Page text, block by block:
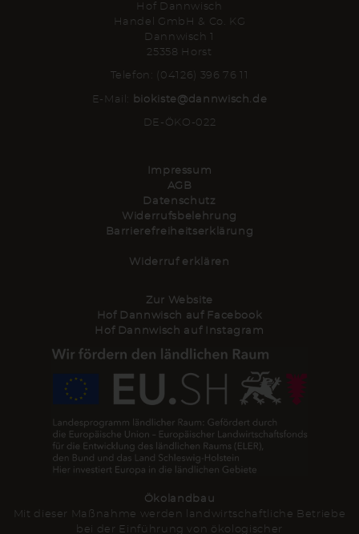
Hof Dannwisch
Handel GmbH & Co. KG
Dannwisch 1
25358 Horst
Telefon: (04126) 396 76 11
E-Mail: biokiste@dannwisch.de
DE-ÖKO-022
Impressum
AGB
Datenschutz
Widerrufsbelehrung
Barrierefreiheitserklärung
Widerruf erklären
Zur Website
Hof Dannwisch auf Facebook
Hof Dannwisch auf Instagram
Ökolandbau
Mit dieser Maßnahme werden landwirtschaftliche Betriebe
bei der Einführung von ökologischer